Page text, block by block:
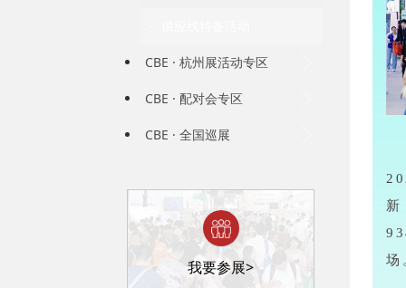
CBE · 杭州展活动专区
CBE · 配对会专区
CBE · 全国巡展
我要参展>
新
场